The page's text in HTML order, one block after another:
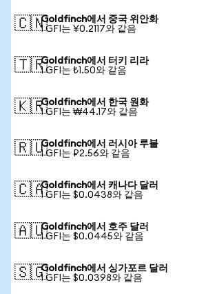
🇨🇳Goldfinch에서 중국 위안화
1 GFI는 ¥0.2117와 같음
🇹🇷Goldfinch에서 터키 리라
1 GFI는 ₺1.50와 같음
🇰🇷Goldfinch에서 한국 원화
1 GFI는 ₩44.17와 같음
🇷🇺Goldfinch에서 러시아 루블
1 GFI는 ₽2.56와 같음
🇨🇦Goldfinch에서 캐나다 달러
1 GFI는 $0.0438와 같음
🇦🇺Goldfinch에서 호주 달러
1 GFI는 $0.0445와 같음
🇸🇬Goldfinch에서 싱가포르 달러
1 GFI는 $0.0398와 같음